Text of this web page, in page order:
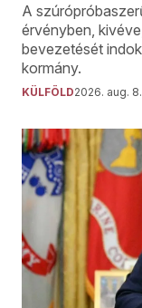
A
érvényben,
bevezetését
kormány.
KÜLFÖLD2026. aug.